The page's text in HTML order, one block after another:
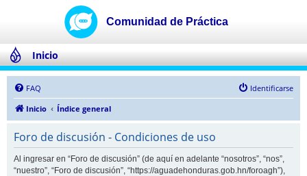
Inicio
FAQ
Identificarse
Inicio
Índice general
Foro de discusión - Condiciones de uso
Al ingresar en “Foro de discusión” (de aquí en adelante “nosotros”, “nos”,
“nuestro”, “Foro de discusión”, “https://aguadehonduras.gob.hn/foroagh”),